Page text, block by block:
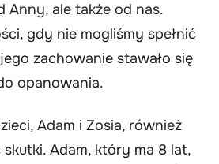
Anny, ale także od nas.
gdy nie mogliśmy spełnić
zachowanie stawało się
opanowania.
Adam i Zosia, również
Adam, który ma 8 lat,